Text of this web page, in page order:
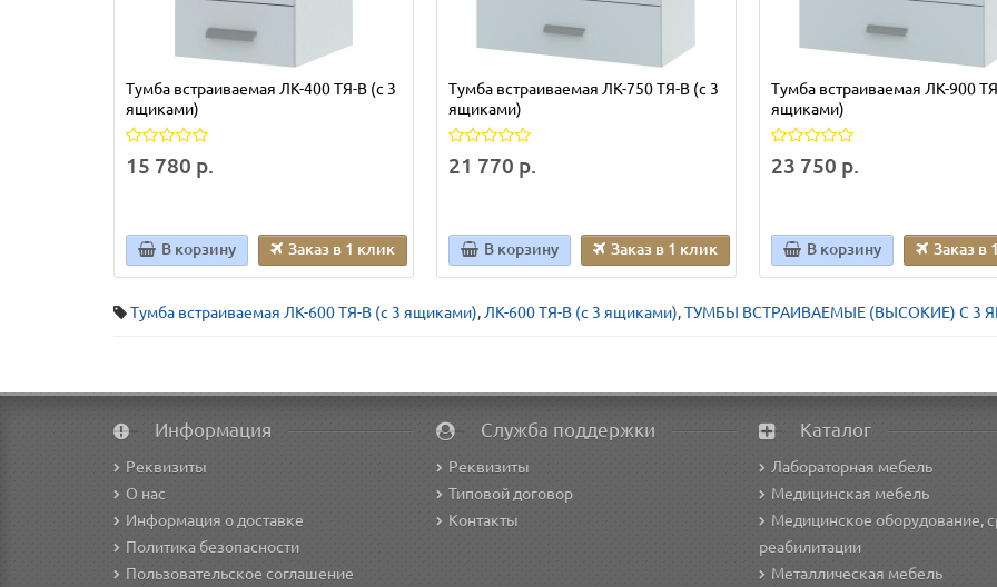
Тумба встраиваемая ЛК-400 ТЯ-В (с 3
ящиками)
15 780 р.
В корзину Заказ в 1 клик
Тумба встраиваемая ЛК-750 ТЯ-В (с 3
ящиками)
21 770 р.
В корзину Заказ в 1 клик
Тумба встраиваемая ЛК-900
ящиками)
23 750 р.
В корзину Заказ в
Тумба встраиваемая ЛК-600 ТЯ-В (с 3 ящиками), ЛК-600 ТЯ-В (с 3 ящиками),ТУМБЫ ВСТРАИВАЕМЫЕ (ВЫСОКИЕ) С 3
Информация
Реквизиты
О нас
Информация о доставке
Политика безопасности
Пользовательское соглашение
Служба поддержки
Реквизиты
Типовой договор
Контакты
Каталог
Лабораторная мебель
Медицинская мебель
Медицинское оборудование,
реабилитации
Металлическая мебель